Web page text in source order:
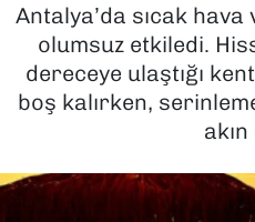
Antalya’da sıcak hava
olumsuz etkiledi.
dereceye ulaştığı
boş kalırken,
KÜLTÜR SANAT
MAGAZİN
SAĞLIK
Son Dakika Haberleri
Haber Arşivi